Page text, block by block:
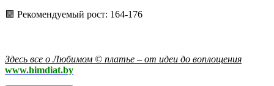
🟩 Рекомендуемый рост: 164-176
Здесь все о Любимом © платье – от идеи до воплощения
www.himdiat.by